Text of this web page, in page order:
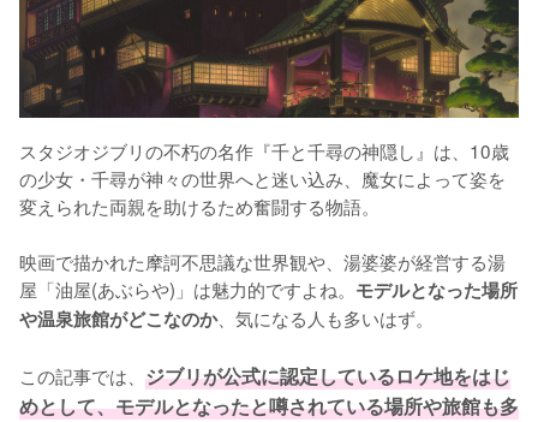
スタジオジブリの不朽の名作『千と千尋の神隠し』は、10歳
の少女・千尋が神々の世界へと迷い込み、魔女によって姿を
変えられた両親を助けるため奮闘する物語。
映画で描かれた摩訶不思議な世界観や、湯婆婆が経営する湯
屋「油屋(あぶらや)」は魅力的ですよね。 モデルとなった場所
や温泉旅館がどこなのか、気になる人も多いはず。
この記事では、 ジブリが公式に認定しているロケ地をはじ
めとして、モデルとなったと噂されている場所や旅館も多